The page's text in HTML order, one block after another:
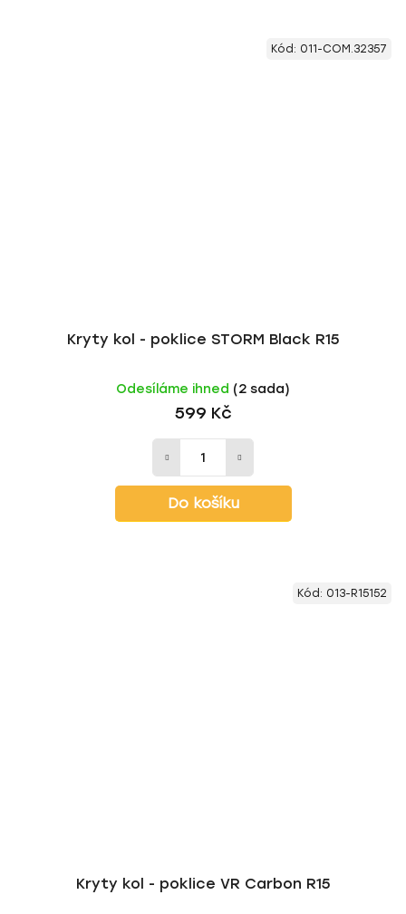
Kryty kol - poklice STORM Black R15
Odesíláme ihned (2 sada)
599 Kč
Do košíku
Kód: 011-COM.32357
Kryty kol - poklice VR Carbon R15
Kód: 013-R15152